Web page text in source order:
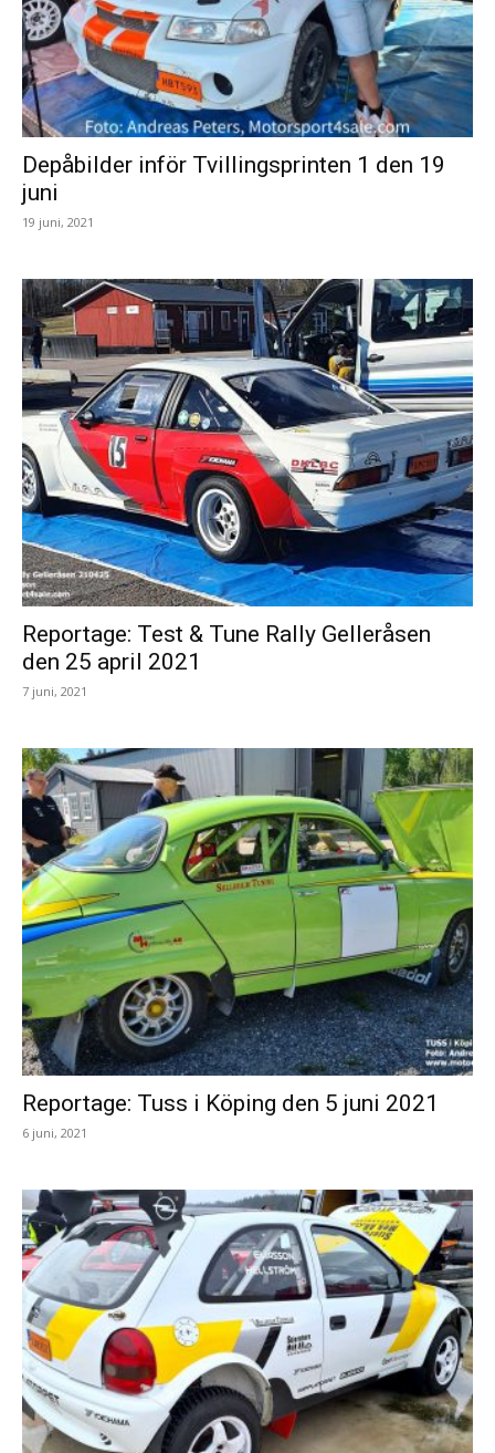
Depåbilder inför Tvillingsprinten 1 den 19
juni
19 juni, 2021
Reportage: Test & Tune Rally Gelleråsen
den 25 april 2021
7 juni, 2021
Reportage: Tuss i Köping den 5 juni 2021
6 juni, 2021